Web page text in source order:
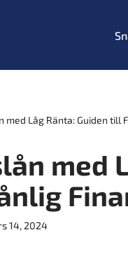
med Låg Ränta: Guiden till
med
14, 2024